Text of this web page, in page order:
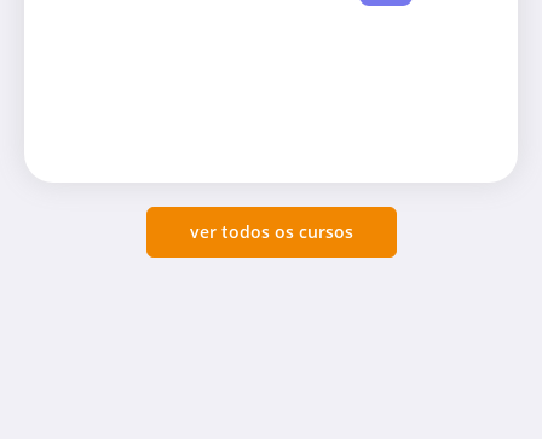
ver todos os cursos